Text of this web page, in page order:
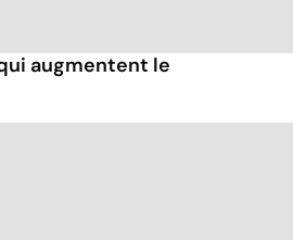
augmentent le